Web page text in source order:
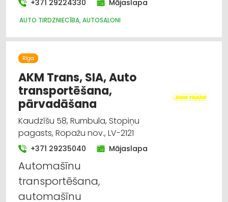
+371 29224330 Mājaslapa
AUTO TIRDZNIECĪBA, AUTOSALONI
Rīga
AKM Trans, SIA, Auto
transportēšana,
pārvadāšana
Kaudzīšu 58, Rumbula, Stopiņu
pagasts, Ropažu nov., LV-2121
+371 29235040 Mājaslapa
Automašīnu
transportēšana,
automašīnu